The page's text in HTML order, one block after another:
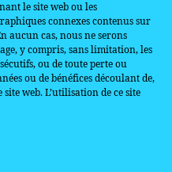
le site web ou les
connexes contenus sur
aucun cas, nous ne serons
y compris, sans limitation, les
ou de toute perte ou
ou de bénéfices découlant de,
web. L’utilisation de ce site